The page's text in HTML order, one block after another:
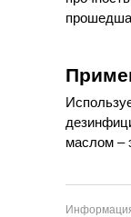
маслом –